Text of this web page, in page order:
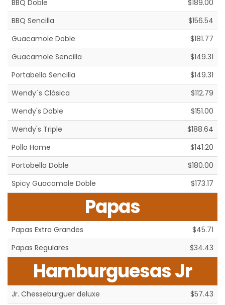
BBQ Doble
$189.00
BBQ Sencilla
$156.54
Guacamole Doble
$181.77
Guacamole Sencilla
$149.31
Portabella Sencilla
$149.31
Wendy´s Clásica
$112.79
Wendy's Doble
$151.00
Wendy's Triple
$188.64
Pollo Home
$141.20
Portobella Doble
$180.00
Spicy Guacamole Doble
$173.17
Papas
Papas Extra Grandes
$45.71
Papas Regulares
$34.43
Hamburguesas Jr
Jr. Chesseburguer deluxe
$57.43